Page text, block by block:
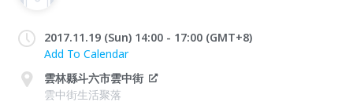
2017.11.19 (Sun) 14:00 - 17:00 (GMT+8)
Add To Calendar
雲林縣斗六市雲中街
雲中街生活聚落